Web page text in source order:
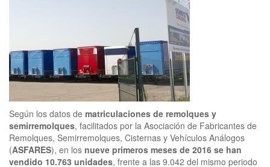
Según los datos de matriculaciones de remolques y
semirremolques, facilitados por la Asociación de Fabricantes de
Remolques, Semirremolques, Cisternas y Vehículos Análogos
(ASFARES), en los nueve primeros meses de 2016 se han
vendido 10.763 unidades, frente a las 9.042 del mismo periodo